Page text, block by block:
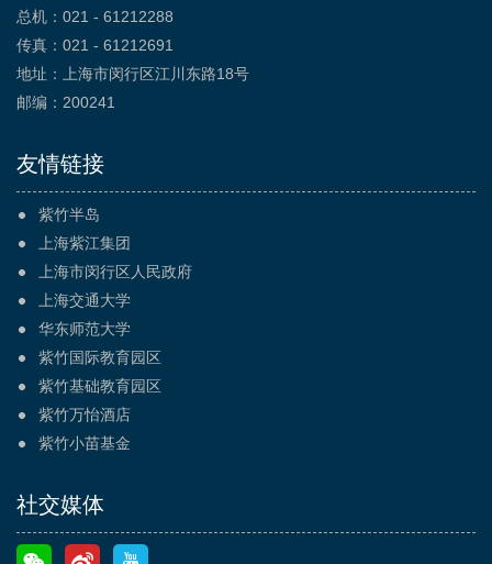
总机：021 - 61212288
传真：021 - 61212691
地址：上海市闵行区江川东路18号
邮编：200241
友情链接
紫竹半岛
上海紫江集团
上海市闵行区人民政府
上海交通大学
华东师范大学
紫竹国际教育园区
紫竹基础教育园区
紫竹万怡酒店
紫竹小苗基金
社交媒体